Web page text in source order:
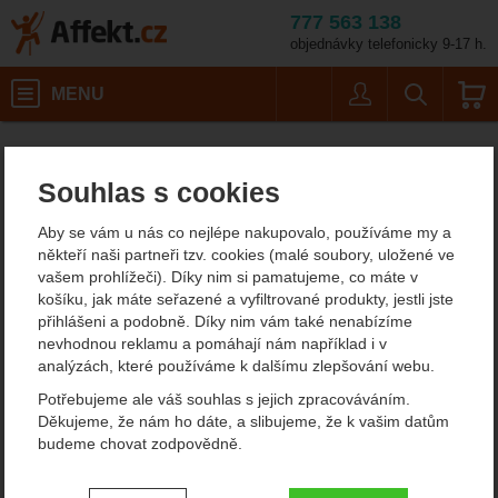
Souhlas s cookies
Aby se vám u nás co nejlépe nakupovalo, používáme my a
někteří naši partneři tzv. cookies (malé soubory, uložené ve
vašem prohlížeči). Díky nim si pamatujeme, co máte v
košíku, jak máte seřazené a vyfiltrované produkty, jestli jste
přihlášeni a podobně. Díky nim vám také nenabízíme
nevhodnou reklamu a pomáhají nám například i v
analýzách, které používáme k dalšímu zlepšování webu.
Potřebujeme ale váš souhlas s jejich zpracováváním.
Děkujeme, že nám ho dáte, a slibujeme, že k vašim datům
budeme chovat zodpovědně.
Nastavení souhlasů s kategoriemi
777 563 138
objednávky telefonicky 9-17 h.
MENU
Therm-a-Rest
Therm-a-Rest RidgeRest
Classic Large pěnová
karimatka
Fotografie